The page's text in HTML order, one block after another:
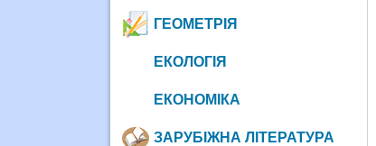
ГЕОМЕТРІЯ
ЕКОЛОГІЯ
ЕКОНОМІКА
ЗАРУБІЖНА ЛІТЕРАТУРА